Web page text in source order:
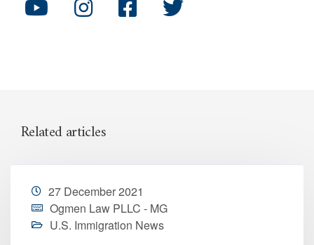
Related articles
27 December 2021
Ogmen Law PLLC - MG
U.S. Immigration News